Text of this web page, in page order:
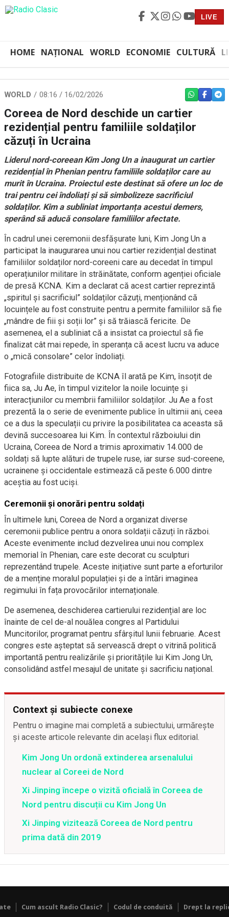
LIVE
HOME NAȚIONAL WORLD ECONOMIE CULTURĂ
WORLD 08:16 / 16/02/2026 WHATSAPP
Coreea de Nord deschide un cartier
rezidențial pentru familiile soldaților
căzuți în Ucraina
Liderul nord-coreean Kim Jong Un a inaugurat un cartier
rezidențial în Phenian pentru familiile soldaților care au
murit în Ucraina. Proiectul este destinat să ofere un loc de
trai pentru cei îndoliați și să simbolizeze sacrificiul
soldaților. Kim a subliniat importanța acestui demers,
sperând să aducă consolare familiilor afectate.
În cadrul unei ceremonii desfășurate luni, Kim Jong Un a
participat la inaugurarea unui nou cartier rezidențial destinat
familiilor soldaților nord-coreeni care au decedat în timpul
operațiunilor militare în străinătate, conform agenției oficiale
de presă KCNA. Kim a declarat că acest cartier reprezintă
„spiritul și sacrificiul” soldaților căzuți, menționând că
locuințele au fost construite pentru a permite familiilor să fie
„mândre de fiii și soții lor” și să trăiască fericite. De
asemenea, el a subliniat că a insistat ca proiectul să fie
finalizat cât mai repede, în speranța că acest lucru va aduce
o „mică consolare” celor îndoliați.
Fotografiile distribuite de KCNA îl arată pe Kim, însoțit de
fiica sa, Ju Ae, în timpul vizitelor la noile locuințe și
interacțiunilor cu membrii familiilor soldaților. Ju Ae a fost
prezentă la o serie de evenimente publice în ultimii ani, ceea
ce a dus la speculații cu privire la posibilitatea ca aceasta să
devină succesoarea lui Kim. În contextul războiului din
Ucraina, Coreea de Nord a trimis aproximativ 14.000 de
soldați să lupte alături de trupele ruse, iar surse sud-coreene,
ucrainene și occidentale estimează că peste 6.000 dintre
aceștia au fost uciși.
Ceremonii și onorări pentru soldați
În ultimele luni, Coreea de Nord a organizat diverse
ceremonii publice pentru a onora soldații căzuți în război.
Aceste evenimente includ dezvelirea unui nou complex
memorial în Phenian, care este decorat cu sculpturi
reprezentând trupele. Aceste inițiative sunt parte a eforturilor
de a menține moralul populației și de a întări imaginea
regimului în fața provocărilor internaționale.
De asemenea, deschiderea cartierului rezidențial are loc
înainte de cel de-al nouălea congres al Partidului
Muncitorilor, programat pentru sfârșitul lunii februarie. Acest
congres este așteptat să servească drept o vitrină politică
importantă pentru realizările și prioritățile lui Kim Jong Un,
consolidând astfel mesajul de unitate și sacrificiu național.
Context și subiecte conexe
Pentru o imagine mai completă a subiectului, urmărește
și aceste articole relevante din același flux editorial.
Kim Jong Un ordonă extinderea arsenalului
nuclear al Coreei de Nord
Xi Jinping începe o vizită oficială în Coreea de
Nord pentru discuții cu Kim Jong Un
Xi Jinping vizitează Coreea de Nord pentru
prima dată din 2019
Cum ascult Radio Clasic? Codul de conduită Drept la